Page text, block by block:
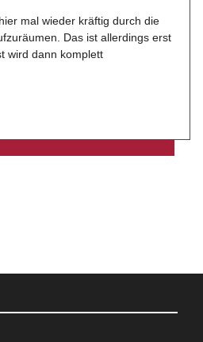
mal wieder kräftig durch die
Das ist allerdings erst
wird dann komplett